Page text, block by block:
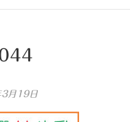
月19日